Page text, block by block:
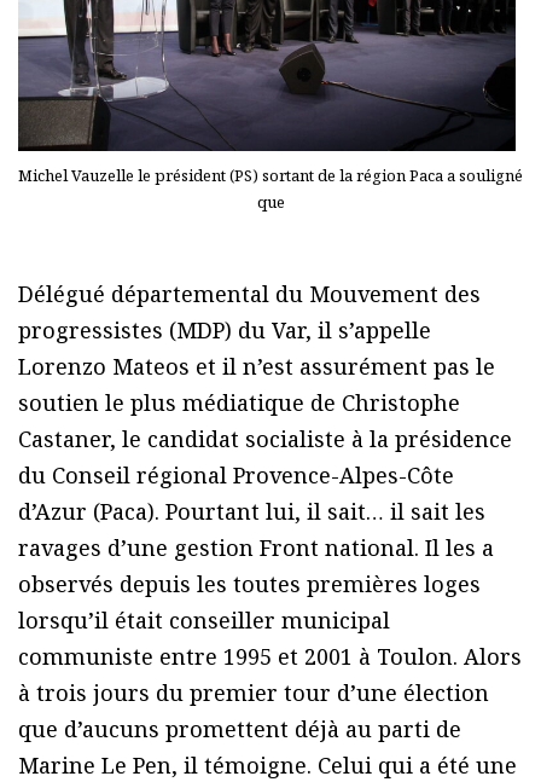
Michel Vauzelle le président (PS) sortant de la région Paca a souligné
que
Délégué départemental du Mouvement des
progressistes (MDP) du Var, il s’appelle
Lorenzo Mateos et il n’est assurément pas le
soutien le plus médiatique de Christophe
Castaner, le candidat socialiste à la présidence
du Conseil régional Provence-Alpes-Côte
d’Azur (Paca). Pourtant lui, il sait… il sait les
ravages d’une gestion Front national. Il les a
observés depuis les toutes premières loges
lorsqu’il était conseiller municipal
communiste entre 1995 et 2001 à Toulon. Alors
à trois jours du premier tour d’une élection
que d’aucuns promettent déjà au parti de
Marine Le Pen, il témoigne. Celui qui a été une